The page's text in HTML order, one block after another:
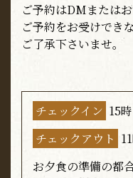
ご予約はDMまたはお
ご予約をお受けでき
ご了承下さいませ。
チェックイン 15時
チェックアウト
お夕食の準備の都